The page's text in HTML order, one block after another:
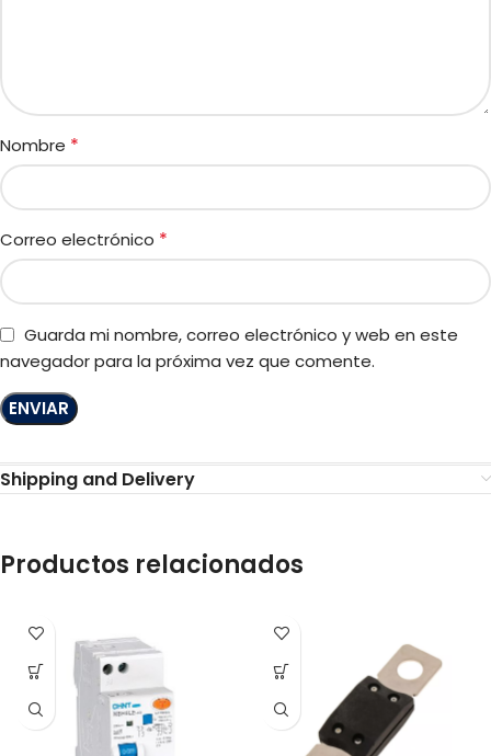
Nombre *
Correo electrónico *
Guarda mi nombre, correo electrónico y web en este
navegador para la próxima vez que comente.
Shipping and Delivery
Productos relacionados